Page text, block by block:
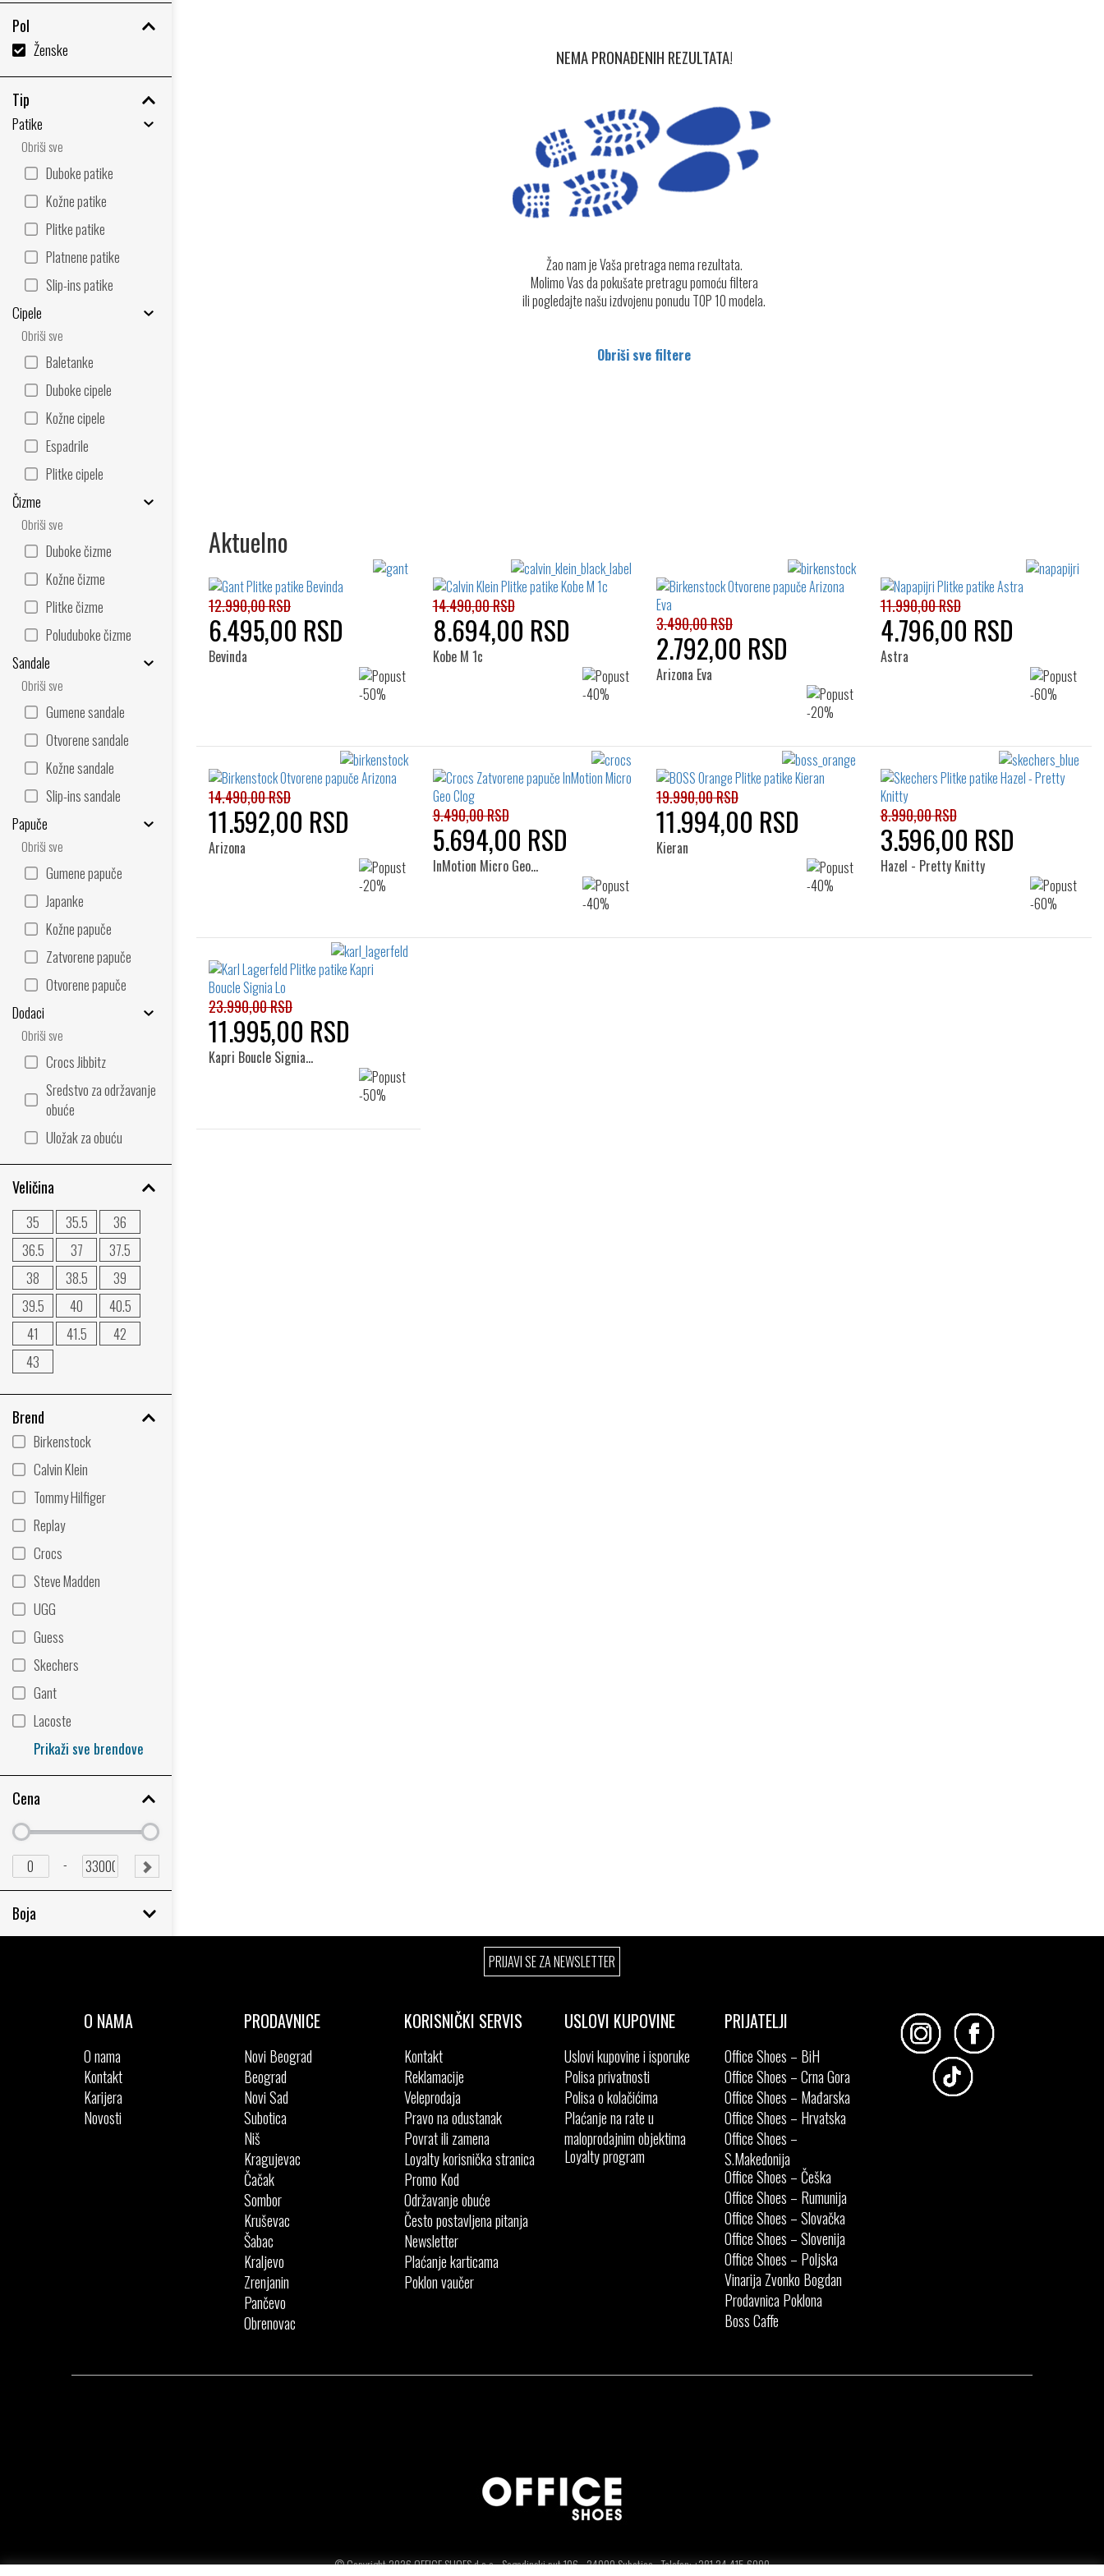
Pol
Ženske
Tip
Patike
Obriši sve
Duboke patike
Kožne patike
Plitke patike
Platnene patike
Slip-ins patike
Cipele
Obriši sve
Baletanke
Duboke cipele
Kožne cipele
Espadrile
Plitke cipele
Čizme
Obriši sve
Duboke čizme
Kožne čizme
Plitke čizme
Poluduboke čizme
Sandale
Obriši sve
Gumene sandale
Otvorene sandale
Kožne sandale
Slip-ins sandale
Papuče
Obriši sve
Gumene papuče
Japanke
Kožne papuče
Zatvorene papuče
Otvorene papuče
Dodaci
Obriši sve
Crocs Jibbitz
Sredstvo za održavanje
obuće
Uložak za obuću
Veličina
35 35.5
36
36.5
37
37.5
38
38.5
39
39.5
40
40.5
41
41.5
42
43
Brend
Birkenstock
Calvin Klein
Tommy Hilfiger
Replay
Crocs
Steve Madden
UGG
Guess
Skechers
Gant
Lacoste
Prikaži sve brendove
Cena
Minimum
price
Minimum
price
Minimum
price
-
Maximum
price
SUBMIT
Boja
NEMA PRONAĐENIH REZULTATA!
Žao nam je Vaša pretraga nema rezultata.
Molimo Vas da pokušate pretragu pomoću filtera
ili pogledajte našu izdvojenu ponudu TOP 10 modela.
Obriši sve filtere
Aktuelno
12.990,00 RSD
6.495,00 RSD
Bevinda
14.490,00 RSD
8.694,00 RSD
Kobe M 1c
3.490,00 RSD
2.792,00 RSD
Arizona Eva
11.990,00 RSD
4.796,00 RSD
Astra
14.490,00 RSD
11.592,00 RSD
Arizona
9.490,00 RSD
5.694,00 RSD
InMotion Micro Geo…
19.990,00 RSD
11.994,00 RSD
Kieran
8.990,00 RSD
3.596,00 RSD
Hazel - Pretty Knitty
23.990,00 RSD
11.995,00 RSD
Kapri Boucle Signia…
PRIJAVI SE ZA NEWSLETTER
O NAMA
O nama
Kontakt
Karijera
Novosti
PRODAVNICE
Novi Beograd
Beograd
Novi Sad
Subotica
Niš
Kragujevac
Čačak
Sombor
Kruševac
Šabac
Kraljevo
Zrenjanin
Pančevo
Obrenovac
KORISNIČKI SERVIS
Kontakt
Reklamacije
Veleprodaja
Pravo na odustanak
Povrat ili zamena
Loyalty korisnička stranica
Promo Kod
Održavanje obuće
Često postavljena pitanja
Newsletter
Plaćanje karticama
Poklon vaučer
USLOVI KUPOVINE
Uslovi kupovine i isporuke
Polisa privatnosti
Polisa o kolačićima
Plaćanje na rate u
maloprodajnim objektima
Loyalty program
PRIJATELJI
Office Shoes – BiH
Office Shoes – Crna Gora
Office Shoes – Mađarska
Office Shoes – Hrvatska
Office Shoes –
S.Makedonija
Office Shoes – Češka
Office Shoes – Rumunija
Office Shoes – Slovačka
Office Shoes – Slovenija
Office Shoes – Poljska
Vinarija Zvonko Bogdan
Prodavnica Poklona
Boss Caffe
© Copyright 2026 OFFICE SHOES d.o.o - Segedinski put 106 - 24000 Subotica - Telefon: +381.24.415.6090